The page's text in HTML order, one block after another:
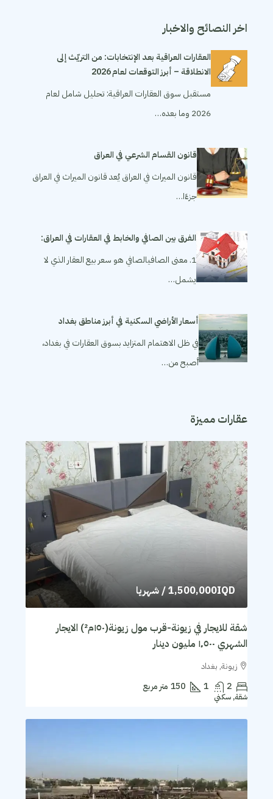
اخر النصائح والاخبار
العقارات العراقية بعد الإنتخابات: من التريّث إلى
الانطلاقة – أبرز التوقعات لعام 2026
مستقبل سوق العقارات العراقية: تحليل شامل لعام
2026 وما بعده…
قانون القسام الشرعي في العراق
قانون الميراث في العراق يُعد قانون الميراث في العراق
جزءًا…
الفرق بين الصافي والخابط في العقارات في العراق:
1. معنى الصافيالصافي هو سعر بيع العقار الذي لا
يشمل…
أسعار الأراضي السكنية في أبرز مناطق بغداد
في ظل الاهتمام المتزايد بسوق العقارات في بغداد،
أصبح من…
عقارات مميزة
1,500,000IQD/ شهريا
شقة للايجار في زيونة-قرب مول زيونة(١٥٠م²) الايجار
الشهري ١٬٥٠٠ مليون دينار
زيونة, بغداد
2
1
150 متر مربع
شقة, سكني